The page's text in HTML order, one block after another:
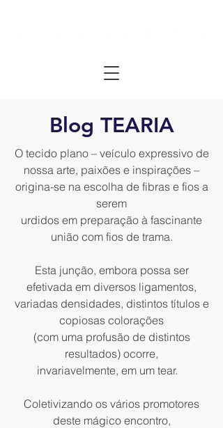
Blog TEARIA
O tecido plano – veículo expressivo de
nossa arte, paixões e inspirações –
origina-se na escolha de fibras e fios a
serem
urdidos em preparação à fascinante
união com fios de trama.
Esta junção, embora possa ser
efetivada em diversos ligamentos,
variadas densidades, distintos títulos e
copiosas colorações
(com uma profusão de distintos
resultados) ocorre,
invariavelmente, em um tear.
Coletivizando os vários promotores
deste mágico encontro,